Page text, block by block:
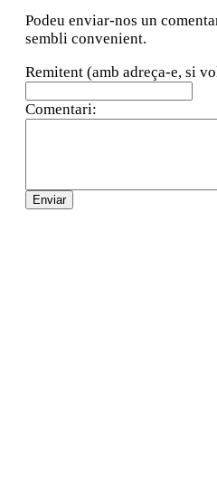
Podeu enviar-nos un
sembli convenient.
Remitent (amb adreça-e, si
Comentari: